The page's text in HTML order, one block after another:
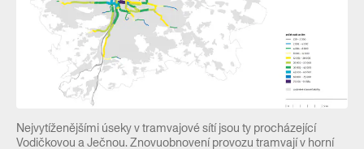
Nejvytíženějšími úseky v tramvajové sítí jsou ty procházející
Vodičkovou a Ječnou. Znovuobnovení provozu tramvají v horní